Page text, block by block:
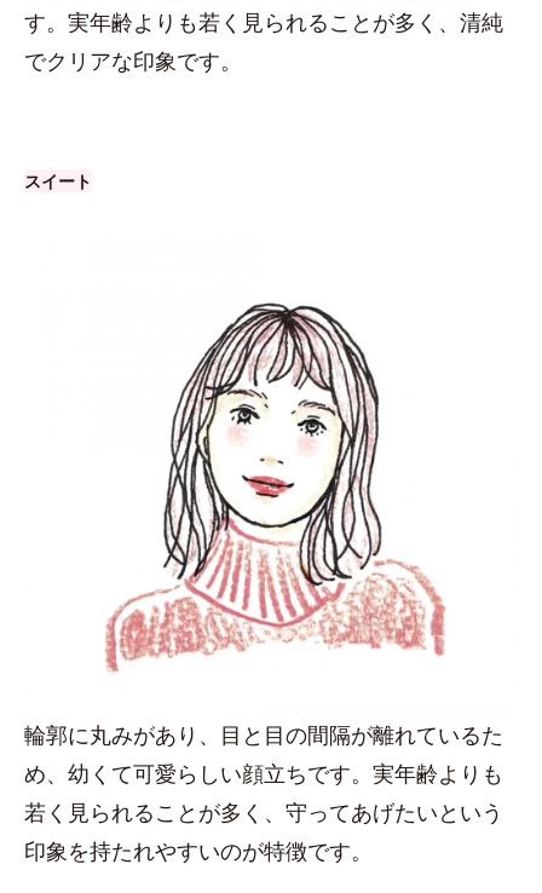
す。実年齢よりも若く見られることが多く、清純
でクリアな印象です。
スイート
輪郭に丸みがあり、目と目の間隔が離れているた
め、幼くて可愛らしい顔立ちです。実年齢よりも
若く見られることが多く、守ってあげたいという
印象を持たれやすいのが特徴です。